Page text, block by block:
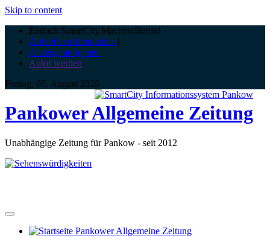
Skip to content
Einfach.SmartCity.Machen:Berlin! -
Artikel veröffentlichen |
Anzeige aufgeben |
Autor werden
Freitag, 07. August 2026
Pankower Allgemeine Zeitung
Unabhängige Zeitung für Pankow - seit 2012